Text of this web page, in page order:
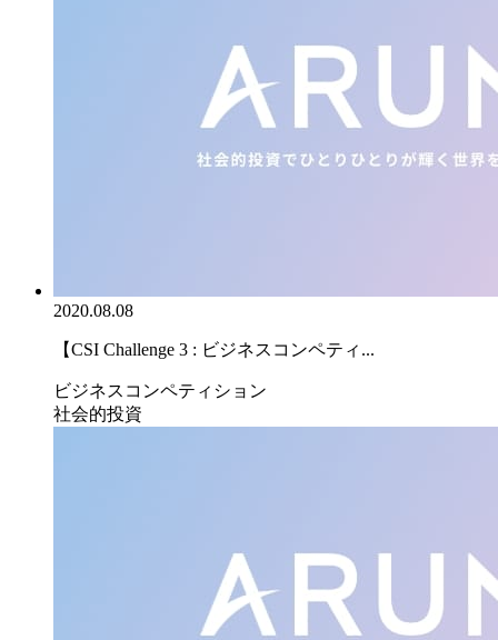
2020.08.08
【CSI Challenge 3 : ビジネスコンペティ...
ビジネスコンペティション
社会的投資